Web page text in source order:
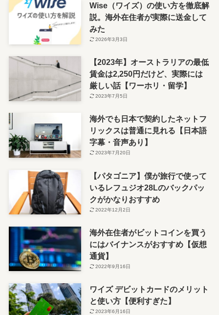
Wise（ワイズ）の使い方を徹底解
説。海外在住者が実際に送金して
みた
2026年3月3日
【2023年】オーストラリアの最低
賃金は2,250円だけど、実際には
厳しい話【ワーホリ・留学】
2023年7月5日
海外でも日本で契約したネットフ
リックスは普通に見れる【日本語
字幕・音声あり】
2023年7月20日
【パタゴニア】僕が旅行で使って
いるレフュジオ28Lのバックパッ
クがかなりおすすめ
2022年12月2日
海外在住者がビットコインを買う
にはバイナンスがおすすめ【仮想
通貨】
2022年9月16日
ワイズ デビットカードのメリット
と使い方【便利すぎた】
2023年6月16日